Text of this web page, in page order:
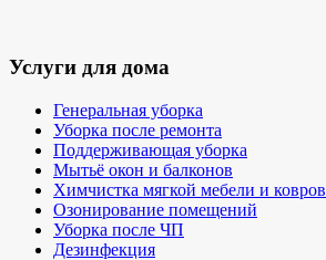
Услуги для дома
Генеральная уборка
Уборка после ремонта
Поддерживающая уборка
Мытьё окон и балконов
Химчистка мягкой мебели и ковров
Озонирование помещений
Уборка после ЧП
Дезинфекция